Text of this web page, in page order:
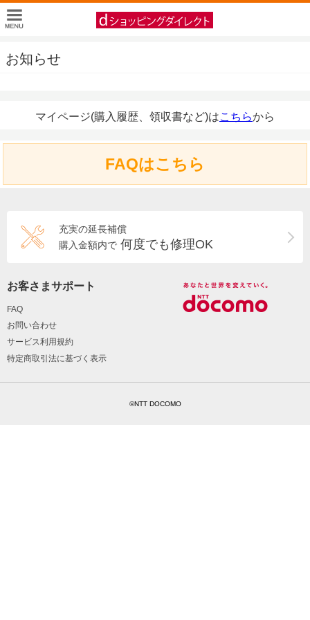
お知らせ
マイページ(購入履歴、領収書など)はこちらから
FAQはこちら
充実の延長補償
購入金額内で 何度でも修理OK
お客さまサポート
FAQ
お問い合わせ
サービス利用規約
特定商取引法に基づく表示
©NTT DOCOMO